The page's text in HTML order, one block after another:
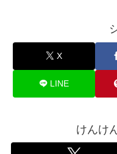
X
LINE
けんけ